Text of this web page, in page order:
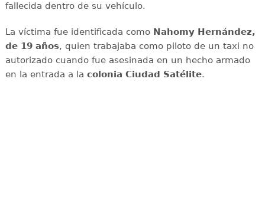
fallecida dentro de su vehículo.
La víctima fue identificada como Nahomy Hernández,
de 19 años, quien trabajaba como piloto de un taxi no
autorizado cuando fue asesinada en un hecho armado
en la entrada a la colonia Ciudad Satélite.